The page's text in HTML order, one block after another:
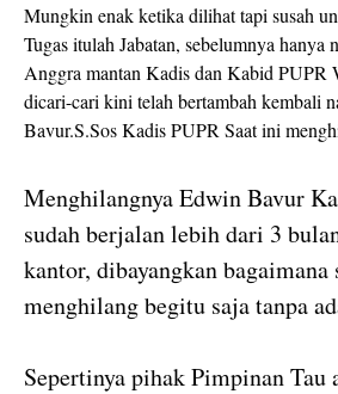
Mungkin enak ketika dilihat tapi susah
Tugas itulah Jabatan, sebelumnya hanya
Anggra mantan Kadis dan Kabid PUPR
dicari-cari kini telah bertambah kembali
Bavur.S.Sos Kadis PUPR Saat ini
Menghilangnya Edwin Bavur
sudah berjalan lebih dari 3
kantor, dibayangkan bagaimana
menghilang begitu saja tanpa
Sepertinya pihak Pimpinan Tau